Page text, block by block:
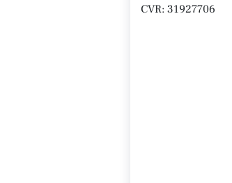
CVR: 31927706